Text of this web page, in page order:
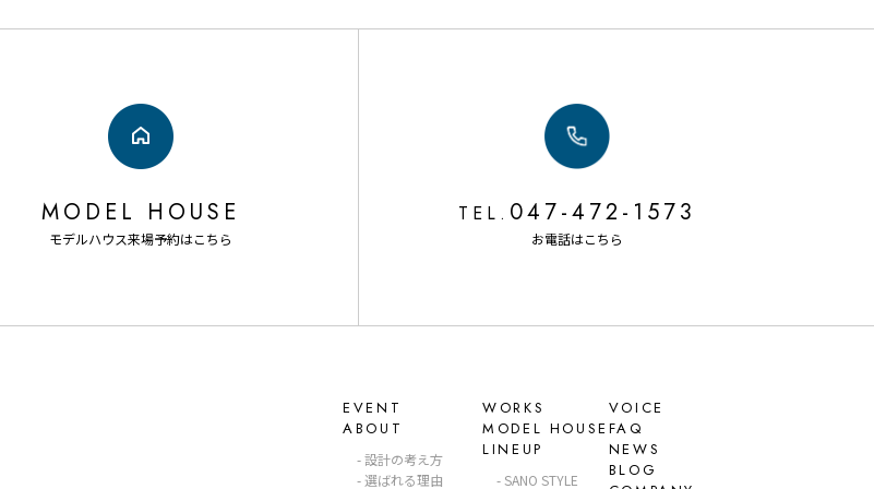
MODEL HOUSE
モデルハウス来場予約はこちら
TEL. 047-472-1573
お電話はこちら
EVENT
ABOUT
設計の考え方
選ばれる理由
WORKS
MODEL HOUSE
LINEUP
SANO STYLE
VOICE
FAQ
NEWS
BLOG